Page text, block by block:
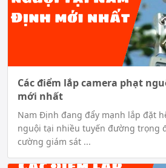
Các điểm lắp camera phạt
mới nhất
Nam Định đang đẩy mạnh lắp đặt
nguội tại nhiều tuyến đường trọng
cường giám sát ...